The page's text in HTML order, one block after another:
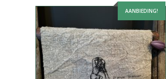
AANBIEDING!